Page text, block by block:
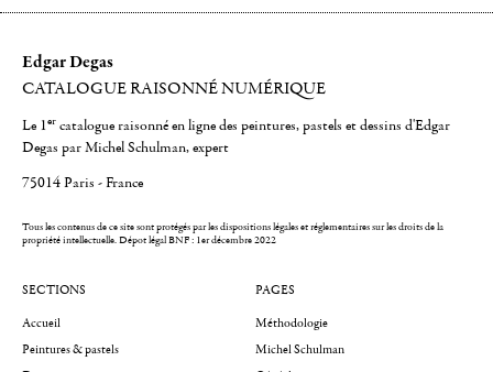
Edgar Degas
CATALOGUE RAISONNÉ NUMÉRIQUE
Le 1er catalogue raisonné en ligne des peintures, pastels et dessins d'Edgar
Degas par Michel Schulman, expert
75014 Paris - France
Tous les contenus de ce site sont protégés par les dispositions légales et réglementaires sur les droits de la
propriété intellectuelle.Dépot légal BNF : 1er décembre 2022
SECTIONS
Accueil
Peintures & pastels
PAGES
Méthodologie
Michel Schulman